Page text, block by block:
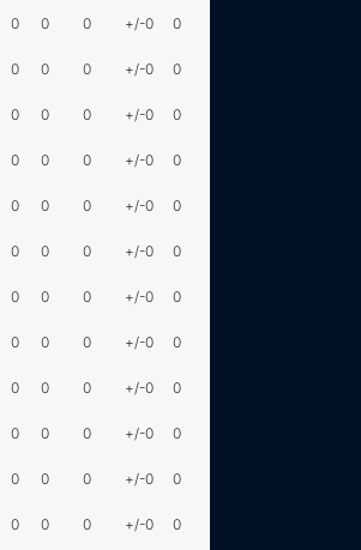
0 0 0 +/-0 0
0 0 0 +/-0 0
0 0 0 +/-0 0
0 0 0 +/-0 0
0 0 0 +/-0 0
0 0 0 +/-0 0
0 0 0 +/-0 0
0 0 0 +/-0 0
0 0 0 +/-0 0
0 0 0 +/-0 0
0 0 0 +/-0 0
0 0 0 +/-0 0